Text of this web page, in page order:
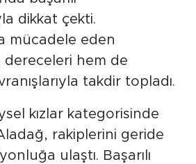
dikkat çekti.
mücadele eden
hem de
takdir topladı.
kızlar kategorisinde
rakiplerini geride
ulaştı. Başarılı